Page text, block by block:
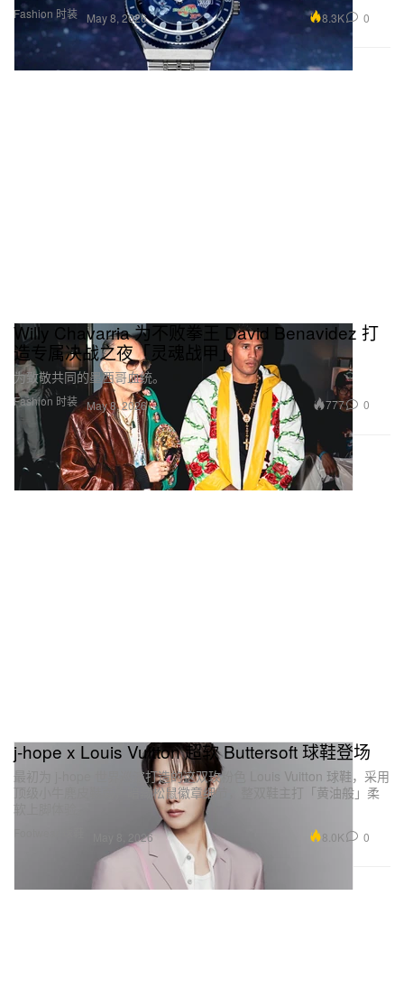
Fashion 时装 May 8, 2026 8.3K 0
Fashion 时装
Willy Chavarria 为不败拳王 David Benavidez 打
造专属决战之夜「灵魂战甲」
为致敬共同的墨西哥血统。
May 8, 2026 777 0
j-hope x Louis Vuitton 超软 Buttersoft 球鞋登场
最初为 j-hope 世界巡演打造的这双玫粉色 Louis Vuitton 球鞋，采用
顶级小牛麂皮鞋面，暗藏松鼠徽章细节，整双鞋主打「黄油般」柔
软上脚体验。
May 8, 2026 8.0K 0